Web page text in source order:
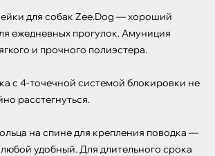
для собак Zee.Dog — хороший
ежедневных прогулок. Амуниция
и прочного полиэстера.
с 4-точечной системой блокировки не
расстегнуться.
на спине для крепления поводка —
удобный. Для длительного срока